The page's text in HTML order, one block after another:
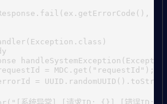
= MDC.get("requestId");
=